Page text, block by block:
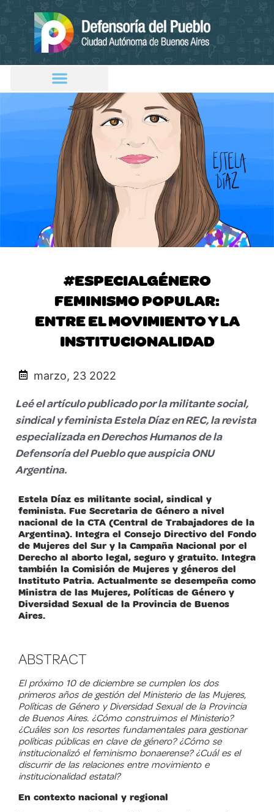
#ESPECIALGÉNERO
FEMINISMO POPULAR:
ENTRE EL MOVIMIENTO Y LA
INSTITUCIONALIDAD
marzo, 23 2022
Leé el artículo publicado por la militante social,
sindical y feminista Estela Díaz en REC, la revista
especializada en Derechos Humanos de la
Defensoría del Pueblo que auspicia ONU
Argentina.
Estela Díaz es militante social, sindical y
feminista. Fue Secretaria de Género a nivel
nacional de la CTA (Central de Trabajadores de la
Argentina). Integra el Consejo Directivo del Fondo
de Mujeres del Sur y la Campaña Nacional por el
Derecho al aborto legal, seguro y gratuito. Integra
también la Comisión de Mujeres y géneros del
Instituto Patria. Actualmente se desempeña como
Ministra de las Mujeres, Políticas de Género y
Diversidad Sexual de la Provincia de Buenos
Aires.
ABSTRACT
El próximo 10 de diciembre se cumplen los dos
primeros años de gestión del Ministerio de las Mujeres,
Políticas de Género y Diversidad Sexual de la Provincia
de Buenos Aires. ¿Cómo construimos el Ministerio?
¿Cuáles son los resortes fundamentales para gestionar
políticas públicas en clave de género? ¿Cómo se
institucionalizó el feminismo bonaerense? ¿Cuál es el
discurrir de las relaciones entre movimiento e
institucionalidad estatal?
En contexto nacional y regional